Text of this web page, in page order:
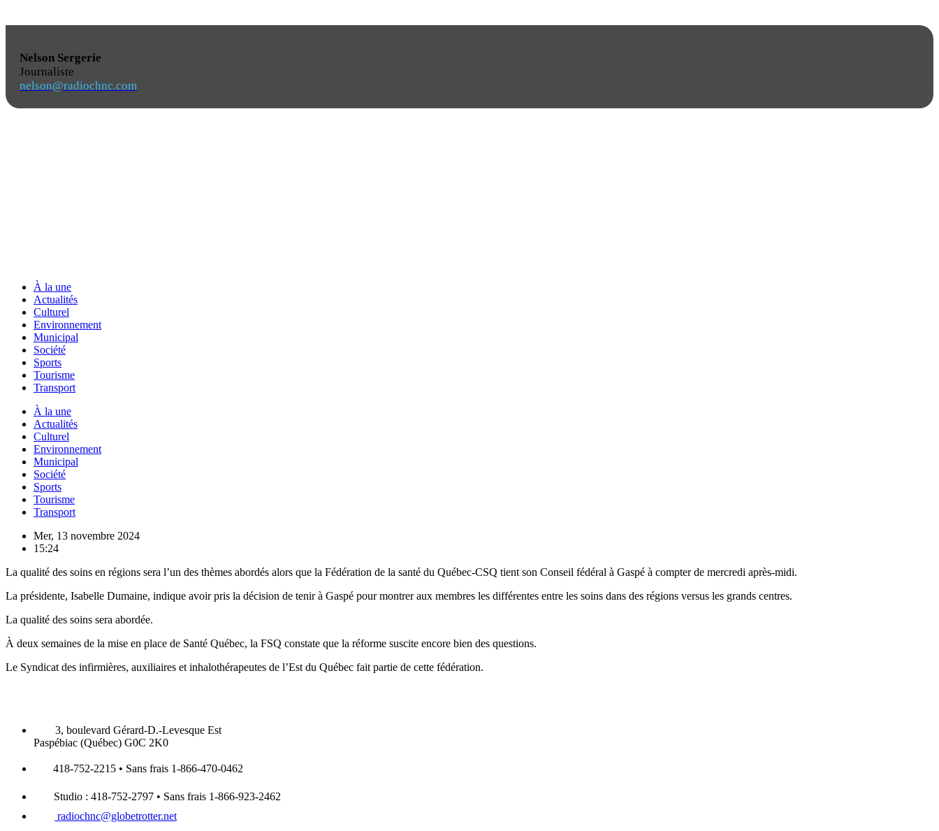
Nelson Sergerie
Journaliste
nelson@radiochnc.com
À la une
Actualités
Culturel
Environnement
Municipal
Société
Sports
Tourisme
Transport
À la une
Actualités
Culturel
Environnement
Municipal
Société
Sports
Tourisme
Transport
Mer, 13 novembre 2024
15:24
La qualité des soins en régions sera l’un des thèmes abordés alors que la Fédération de la santé du Québec-CSQ tient son Conseil fédéral à Gaspé à compter de mercredi après-midi.
La présidente, Isabelle Dumaine, indique avoir pris la décision de tenir à Gaspé pour montrer aux membres les différentes entre les soins dans des régions versus les grands centres.
La qualité des soins sera abordée.
À deux semaines de la mise en place de Santé Québec, la FSQ constate que la réforme suscite encore bien des questions.
Le Syndicat des infirmières, auxiliaires et inhalothérapeutes de l’Est du Québec fait partie de cette fédération.
3, boulevard Gérard-D.-Levesque Est
Paspébiac (Québec) G0C 2K0
418-752-2215 • Sans frais 1-866-470-0462
Studio : 418-752-2797 • Sans frais 1-866-923-2462
radiochnc@globetrotter.net